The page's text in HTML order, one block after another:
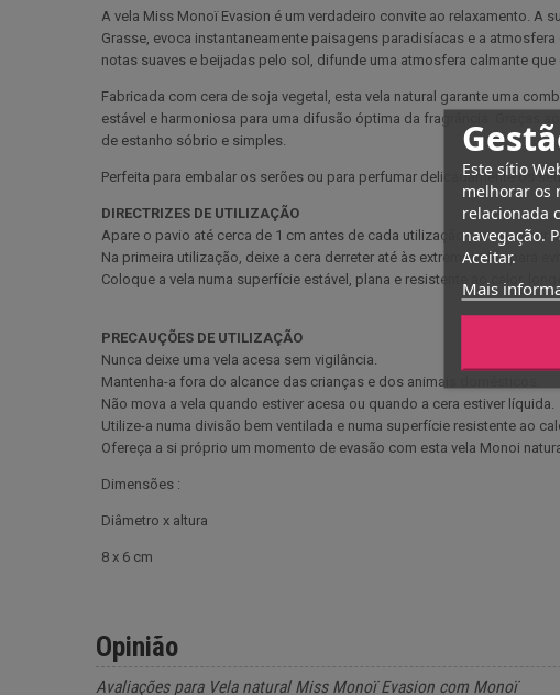
Este sítio
melhorar os
relacionada
navegação.
Aceitar.
Mais
A vela Miss Monoï Evasion é um verdadeiro convite ao relaxamento. A
Grasse, evoca instantaneamente paisagens paradisíacas e a
notas suaves e beijadas pelo sol, difunde uma atmosfera calmante
Fabricada com cera de soja vegetal, esta vela natural garante uma
estável e harmoniosa para uma difusão óptima da fragrância. Graças
de estanho sóbrio e simples.
Perfeita para embalar os serões ou para perfumar delicadamente os
DIRECTRIZES DE UTILIZAÇÃO
Apare o pavio até cerca de 1 cm antes de cada utilização para garantir
Na primeira utilização, deixe a cera derreter até às extremidades para
Coloque a vela numa superfície estável, plana e resistente ao calor,
PRECAUÇÕES DE UTILIZAÇÃO
Nunca deixe uma vela acesa sem vigilância.
Mantenha-a fora do alcance das crianças e dos animais domésticos.
Não mova a vela quando estiver acesa ou quando a cera estiver líquida.
Utilize-a numa divisão bem ventilada e numa superfície resistente ao
Ofereça a si próprio um momento de evasão com esta vela Monoi
Dimensões :
Diâmetro x altura
8 x 6 cm
Opinião
Avaliações para Vela natural Miss Monoï Evasion com Monoï